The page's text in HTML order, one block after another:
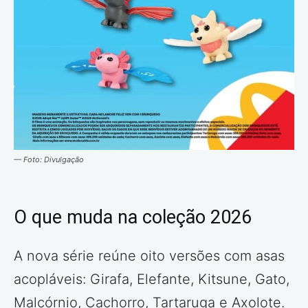
— Foto: Divulgação
O que muda na coleção 2026
A nova série reúne oito versões com asas
acopláveis: Girafa, Elefante, Kitsune, Gato,
Malcórnio, Cachorro, Tartaruga e Axolote.